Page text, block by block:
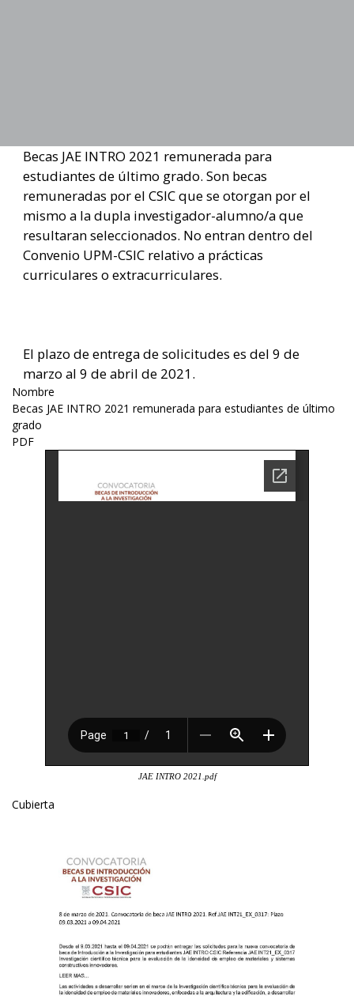
Becas JAE INTRO 2021 remunerada para
estudiantes de último grado. Son becas
remuneradas por el CSIC que se otorgan por el
mismo a la dupla investigador-alumno/a que
resultaran seleccionados. No entran dentro del
Convenio UPM-CSIC relativo a prácticas
curriculares o extracurriculares.
El plazo de entrega de solicitudes es del 9 de
marzo al 9 de abril de 2021.
Nombre
Becas JAE INTRO 2021 remunerada para estudiantes de último
grado
PDF
JAE INTRO 2021.pdf
Cubierta